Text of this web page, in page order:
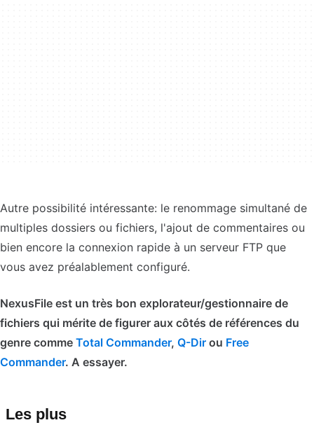
Autre possibilité intéressante: le renommage simultané de
multiples dossiers ou fichiers, l'ajout de commentaires ou
bien encore la connexion rapide à un serveur FTP que
vous avez préalablement configuré.
NexusFile est un très bon explorateur/gestionnaire de
fichiers qui mérite de figurer aux côtés de références du
genre comme Total Commander, Q-Dir ou Free
Commander. A essayer.
Les plus